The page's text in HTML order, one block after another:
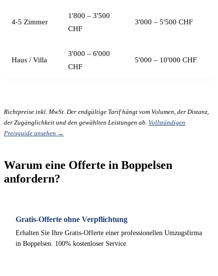
4-5 Zimmer
1'800 – 3'500
CHF
3'000 – 5'500 CHF
Haus / Villa
3'000 – 6'000
CHF
5'000 – 10'000 CHF
Richtpreise inkl. MwSt. Der endgültige Tarif hängt vom Volumen, der Distanz,
der Zugänglichkeit und den gewählten Leistungen ab. Vollständigen
Preisguide ansehen →
Warum eine Offerte in Boppelsen
anfordern?
Gratis-Offerte ohne Verpflichtung
Erhalten Sie Ihre Gratis-Offerte einer professionellen Umzugsfirma
in Boppelsen. 100% kostenloser Service.